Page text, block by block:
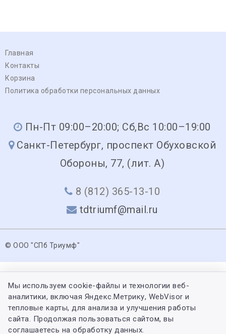
Главная
Контакты
Корзина
Политика обработки персональных данных
Пн-Пт 09:00–20:00; Сб,Вс 10:00–19:00
Санкт-Петербург, проспект Обуховской
Обороны, 77, (лит. А)
8 (812) 365-13-10
tdtriumf@mail.ru
© ООО "СПб Триумф"
Мы используем cookie-файлы и технологии веб-
аналитики, включая Яндекс.Метрику, WebVisor и
тепловые карты, для анализа и улучшения работы
сайта. Продолжая пользоваться сайтом, вы
соглашаетесь на обработку данных.